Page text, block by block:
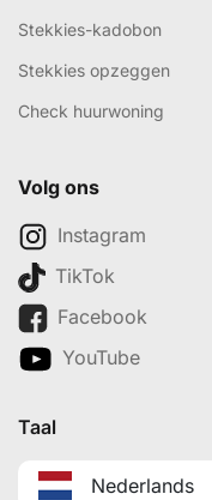
Stekkies-kadobon
Stekkies opzeggen
Check huurwoning
Volg ons
Instagram
TikTok
Facebook
YouTube
Taal
Nederlands